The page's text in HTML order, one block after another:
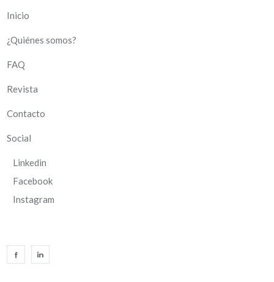
Inicio
¿Quiénes somos?
FAQ
Revista
Contacto
Social
Linkedin
Facebook
Instagram